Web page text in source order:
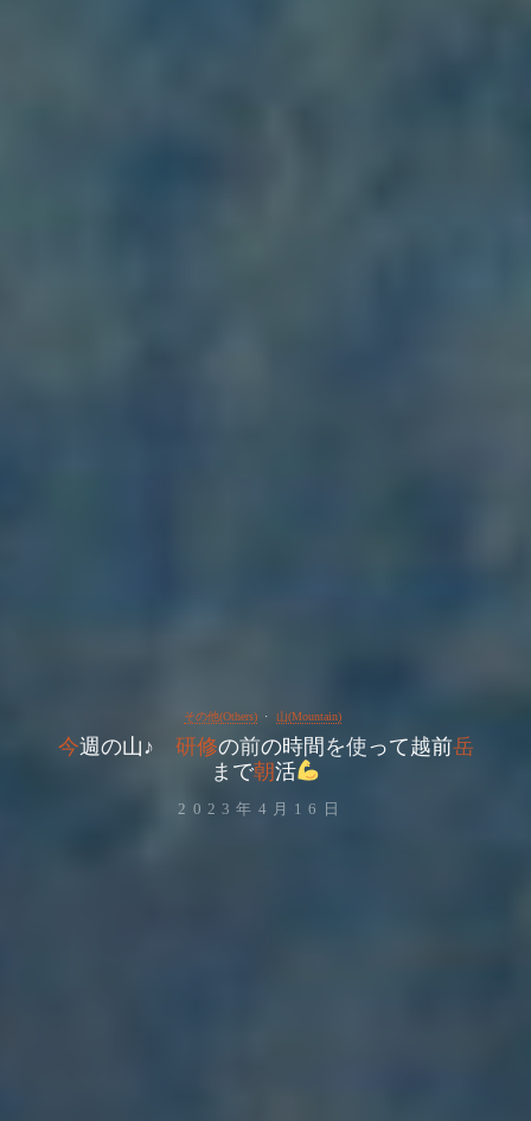
その他(Others) 山(Mountain)
今週の
の山
山 ♪ 研修の前の時間 を使って越前岳
ま で朝活
2023年4月16日